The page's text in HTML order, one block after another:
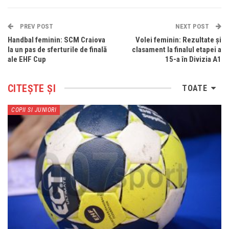
PREV POST
Handbal feminin: SCM Craiova
la un pas de sferturile de finală
ale EHF Cup
NEXT POST
Volei feminin: Rezultate și
clasament la finalul etapei a
15-a în Divizia A1
TOATE
CITEȘTE ȘI
COPII SI JUNIORI